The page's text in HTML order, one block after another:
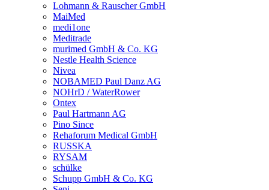
Lohmann & Rauscher GmbH
MaiMed
medi1one
Meditrade
murimed GmbH & Co. KG
Nestle Health Science
Nivea
NOBAMED Paul Danz AG
NOHrD / WaterRower
Ontex
Paul Hartmann AG
Pino Since
Rehaforum Medical GmbH
RUSSKA
RYSAM
schülke
Schupp GmbH & Co. KG